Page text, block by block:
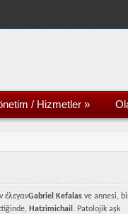
/ Hizmetler »
έλεγανGabriel Kefalas ve annesi,
Hatzimichail . Patolojik aşk